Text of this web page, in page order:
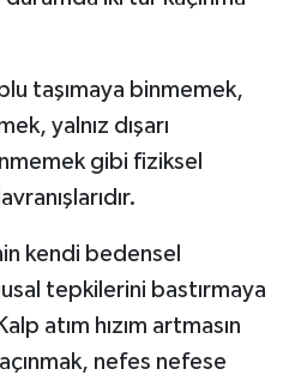
taşımaya binmemek,
yalnız dışarı
gibi fiziksel
kendi bedensel
tepkilerini bastırmaya
atım hızım artmasın
nefes nefese